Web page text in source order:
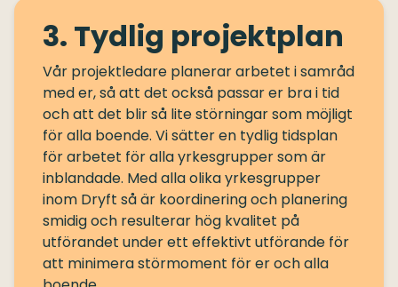
3. Tydlig projektplan
Vår projektledare planerar arbetet i samråd
med er, så att det också passar er bra i tid
och att det blir så lite störningar som möjligt
för alla boende. Vi sätter en tydlig tidsplan
för arbetet för alla yrkesgrupper som är
inblandade. Med alla olika yrkesgrupper
inom Dryft så är koordinering och planering
smidig och resulterar hög kvalitet på
utförandet under ett effektivt utförande för
att minimera störmoment för er och alla